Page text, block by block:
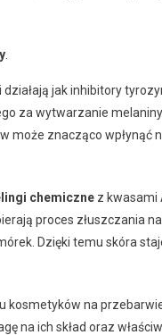
.
działają jak inhibitory
za wytwarzanie
może znacząco wpłynąć
chemicznez kwasami
proces złuszczania
Dzięki temu skóra
kosmetyków na
na ich skład oraz